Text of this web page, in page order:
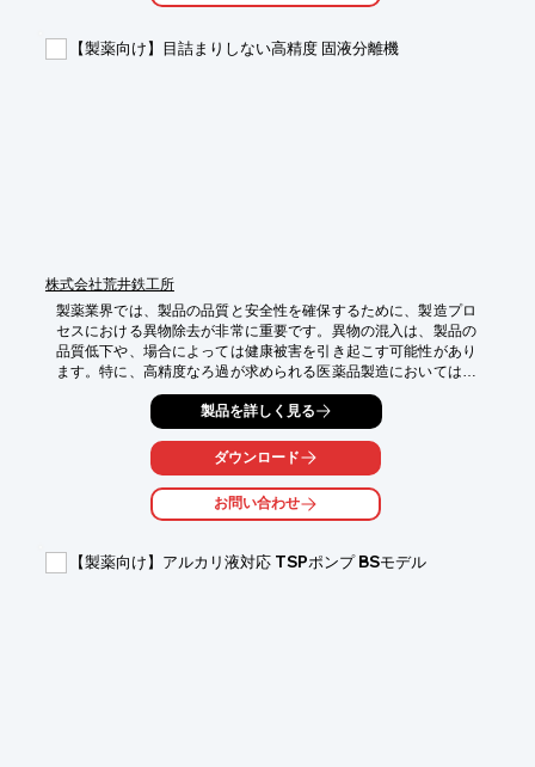
・ドラム缶、IBCタンクからの液体の移送
【製薬向け】目詰まりしない高精度 固液分離機
株式会社荒井鉄工所
製薬業界では、製品の品質と安全性を確保するために、製造プロ
セスにおける異物除去が非常に重要です。異物の混入は、製品の
品質低下や、場合によっては健康被害を引き起こす可能性があり
ます。特に、高精度なろ過が求められる医薬品製造においては、
目詰まりを起こさず、安定した連続運転が可能な固液分離機の導
入が不可欠です。当社の『MM-2』は、30ミクロンという最小ス
リット幅で、医薬品製造プロセスにおける異物除去を強力にサポ
【活用シーン】
・医薬品原液からの異物除去
・最終製品の品質向上
製品を詳しく見る
ダウンロード
お問い合わせ
【製薬向け】アルカリ液対応 TSPポンプ BSモデル